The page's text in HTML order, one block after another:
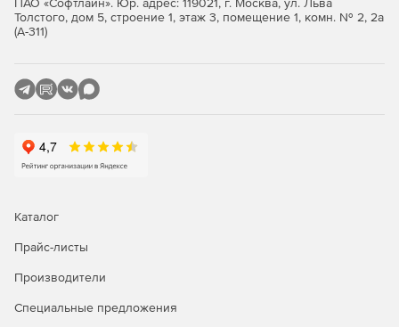
Толстого, дом 5, строение 1, этаж 3, помещение 1, комн. № 2, 2а
(А-311)
Каталог
Прайс-листы
Производители
Специальные предложения